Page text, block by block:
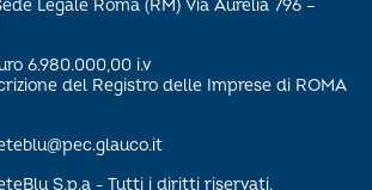
Legale Roma (RM) Via Aurelia 796 –
6.980.000,00 i.v
del Registro delle Imprese di ROMA
S.p.a - Tutti i diritti riservati.